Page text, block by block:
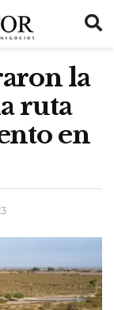
la
ruta
en